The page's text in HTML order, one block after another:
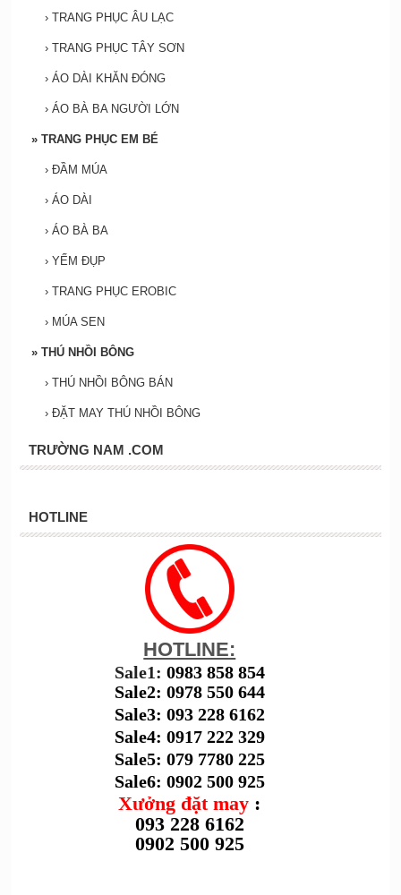
› TRANG PHỤC ÂU LẠC
› TRANG PHỤC TÂY SƠN
› ÁO DÀI KHĂN ĐÓNG
› ÁO BÀ BA NGƯỜI LỚN
» TRANG PHỤC EM BÉ
› ĐẦM MÚA
› ÁO DÀI
› ÁO BÀ BA
› YẾM ĐỤP
› TRANG PHỤC EROBIC
› MÚA SEN
» THÚ NHỒI BÔNG
› THÚ NHỒI BÔNG BÁN
› ĐẶT MAY THÚ NHỒI BÔNG
TRƯỜNG NAM .COM
HOTLINE
HOTLINE:
Sale1: 0983 858 854
Sale2: 0978 550 644
Sale3: 093 228 6162
Sale4: 0917 222 329
Sale5: 079 7780 225
Sale6: 0902 500 925
Xưởng đặt may :
093 228 6162
0902 500 925